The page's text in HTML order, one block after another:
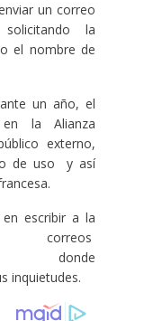
un correo
la
el nombre de
un año, el
la Alianza
externo,
de uso y así
escribir a la
inquietudes.